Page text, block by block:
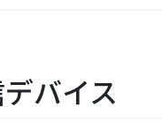
バイス